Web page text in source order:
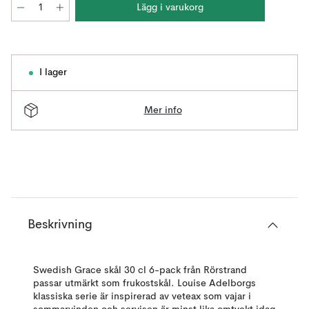
Lägg i varukorg
I lager
Mer info
Beskrivning
Swedish Grace skål 30 cl 6-pack från Rörstrand
passar utmärkt som frukostskål. Louise Adelborgs
klassiska serie är inspirerad av veteax som vajar i